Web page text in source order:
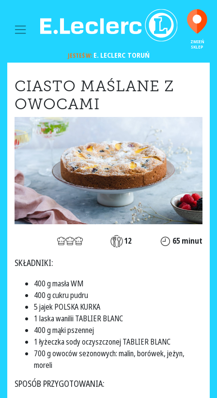
MAIN NAVIGATION
ZMIEŃ
SKLEP
JESTEŚ W:E. LECLERC TORUŃ
CIASTO MAŚLANE Z
OWOCAMI
12 65 minut
SKŁADNIKI:
400 g masła WM
400 g cukru pudru
5 jajek POLSKA KURKA
1 laska wanilii TABLIER BLANC
400 g mąki pszennej
1 łyżeczka sody oczyszczonej TABLIER BLANC
700 g owoców sezonowych: malin, borówek, jeżyn,
moreli
SPOSÓB PRZYGOTOWANIA: